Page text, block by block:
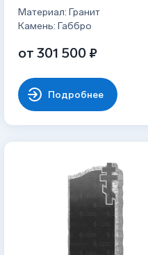
Материал: Гранит
Камень: Габбро
от 301 500 ₽
Подробнее